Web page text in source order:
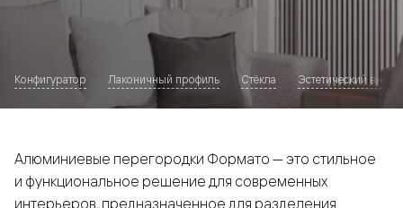
Конфигуратор Лаконичный профиль Стёкла Эстетический
Алюминиевые перегородки Формато — это стильное
и функциональное решение для современных
интерьеров, предназначенное для разделения